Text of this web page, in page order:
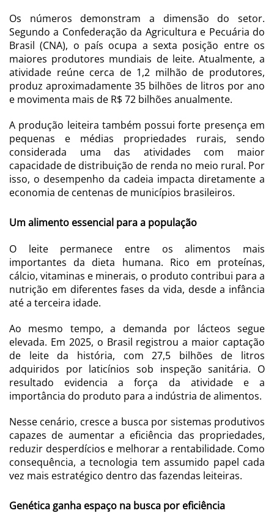
Os números demonstram a dimensão do setor.
Segundo a Confederação da Agricultura e Pecuária do
Brasil (CNA), o país ocupa a sexta posição entre os
maiores produtores mundiais de leite. Atualmente, a
atividade reúne cerca de 1,2 milhão de produtores,
produz aproximadamente 35 bilhões de litros por ano
e movimenta mais de R$ 72 bilhões anualmente.
A produção leiteira também possui forte presença em
pequenas e médias propriedades rurais, sendo
considerada uma das atividades com maior
capacidade de distribuição de renda no meio rural. Por
isso, o desempenho da cadeia impacta diretamente a
economia de centenas de municípios brasileiros.
Um alimento essencial para a população
O leite permanece entre os alimentos mais
importantes da dieta humana. Rico em proteínas,
cálcio, vitaminas e minerais, o produto contribui para a
nutrição em diferentes fases da vida, desde a infância
até a terceira idade.
Ao mesmo tempo, a demanda por lácteos segue
elevada. Em 2025, o Brasil registrou a maior captação
de leite da história, com 27,5 bilhões de litros
adquiridos por laticínios sob inspeção sanitária. O
resultado evidencia a força da atividade e a
importância do produto para a indústria de alimentos.
Nesse cenário, cresce a busca por sistemas produtivos
capazes de aumentar a eficiência das propriedades,
reduzir desperdícios e melhorar a rentabilidade. Como
consequência, a tecnologia tem assumido papel cada
vez mais estratégico dentro das fazendas leiteiras.
Genética ganha espaço na busca por eficiência